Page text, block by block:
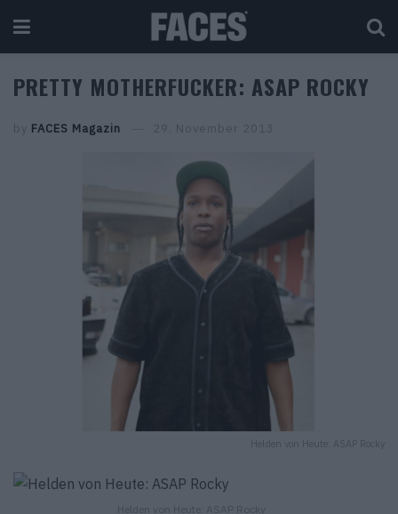
PRETTY MOTHERFUCKER: ASAP ROCKY
by FACES Magazin 29. November 2013
Helden von Heute: ASAP Rocky
Helden von Heute: ASAP Rocky